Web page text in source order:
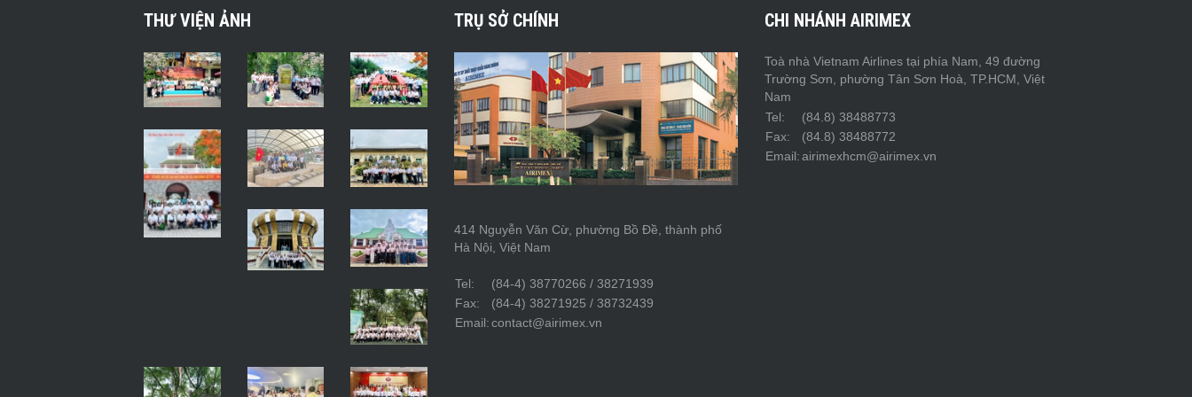
THƯ VIỆN ẢNH TRỤ SỞ CHÍNH
414 Nguyễn Văn Cừ, phường Bồ Đề, thành phố
Hà Nội, Việt Nam
Tel:
(84-4) 38770266 / 38271939
Fax:
(84-4) 38271925 / 38732439
Email:contact@airimex.vn
CHI NHÁNH AIRIMEX
Toà nhà Vietnam Airlines tại phía Nam, 49 đường
Trường Sơn, phường Tân Sơn Hoà, TP.HCM, Việt
Nam
Tel:
(84.8) 38488773
Fax:
(84.8) 38488772
Email:airimexhcm@airimex.vn